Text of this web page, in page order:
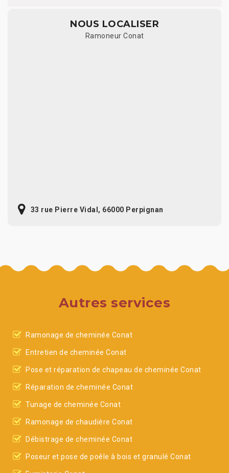
NOUS LOCALISER
Ramoneur Conat
33 rue Pierre Vidal, 66000 Perpignan
Autres services
Ramonage de cheminée Conat
Entretien de cheminée Conat
Pose et réparation de chapeau de cheminée Conat
Réparation de cheminée Conat
Tunage de cheminée Conat
Ramonage de chaudière Conat
Débistrage de cheminée Conat
Poseur et pose de poêle à bois et granulé Conat